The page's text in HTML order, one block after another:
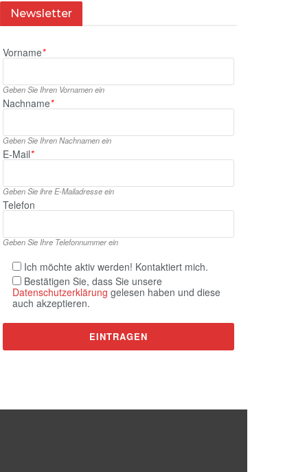
Newsletter
Vorname*
Geben Sie Ihren Vornamen ein
Nachname*
Geben Sie Ihren Nachnamen ein
E‑Mail*
Geben Sie ihre E‑Mailadresse ein
Telefon
Geben Sie Ihre Telefonnummer ein
Ich möchte aktiv werden! Kontaktiert mich.
Bestätigen Sie, dass Sie unsere
Datenschutzerklärung gelesen haben und diese
auch akzeptieren.